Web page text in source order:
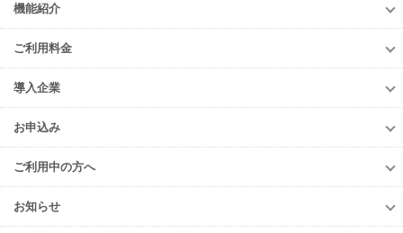
機能紹介
機能紹介
調整会議
労務安全
入退場管理
進捗・歩掛
Buildee電子KY
ご利用料金
ご利用料金
調整会議
労務安全
入退場管理
進捗・歩掛
導入企業
導入企業
導入企業一覧
導入事例
お申込み
お申込み
元請会社・サブJV
協力会社
ご利用中の方へ
ご利用中の方へ
各種お手続き
お知らせ